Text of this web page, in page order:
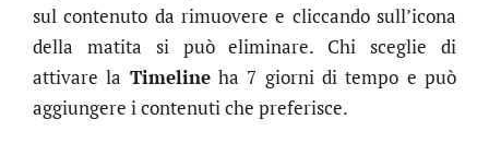
sul contenuto da rimuovere e cliccando sull’icona
della matita si può eliminare. Chi sceglie di
attivare la Timelineha 7 giorni di tempo e può
aggiungere i contenuti che preferisce.